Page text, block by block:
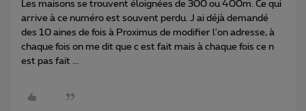
Les maisons se trouvent éloignées de 300 ou 400m. Ce qui
arrive à ce numéro est souvent perdu. J ai déjà demandé
des 10 aines de fois à Proximus de modifier l'on adresse, à
chaque fois on me dit que c est fait mais à chaque fois ce n
est pas fait ...